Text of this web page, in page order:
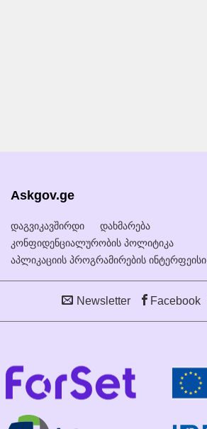
Askgov.ge
დაგვიკავშირდი
დახმარება
კონფიდენციალურობის პოლიტიკა
აპლიკაციის პროგრამირების ინტერფეისი
Newsletter Facebook